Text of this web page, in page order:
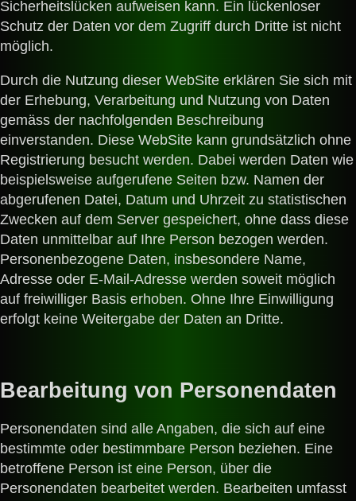
Sicherheitslücken aufweisen kann. Ein lückenloser
Schutz der Daten vor dem Zugriff durch Dritte ist nicht
möglich.
Durch die Nutzung dieser WebSite erklären Sie sich mit
der Erhebung, Verarbeitung und Nutzung von Daten
gemäss der nachfolgenden Beschreibung
einverstanden. Diese WebSite kann grundsätzlich ohne
Registrierung besucht werden. Dabei werden Daten wie
beispielsweise aufgerufene Seiten bzw. Namen der
abgerufenen Datei, Datum und Uhrzeit zu statistischen
Zwecken auf dem Server gespeichert, ohne dass diese
Daten unmittelbar auf Ihre Person bezogen werden.
Personenbezogene Daten, insbesondere Name,
Adresse oder E-Mail-Adresse werden soweit möglich
auf freiwilliger Basis erhoben. Ohne Ihre Einwilligung
erfolgt keine Weitergabe der Daten an Dritte.
Bearbeitung von Personendaten
Personendaten sind alle Angaben, die sich auf eine
bestimmte oder bestimmbare Person beziehen. Eine
betroffene Person ist eine Person, über die
Personendaten bearbeitet werden. Bearbeiten umfasst